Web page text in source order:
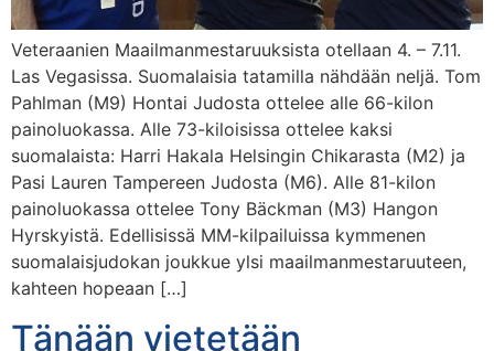
Veteraanien Maailmanmestaruuksista otellaan 4. – 7.11.
Las Vegasissa. Suomalaisia tatamilla nähdään neljä. Tom
Pahlman (M9) Hontai Judosta ottelee alle 66-kilon
painoluokassa. Alle 73-kiloisissa ottelee kaksi
suomalaista: Harri Hakala Helsingin Chikarasta (M2) ja
Pasi Lauren Tampereen Judosta (M6). Alle 81-kilon
painoluokassa ottelee Tony Bäckman (M3) Hangon
Hyrskyistä. Edellisissä MM-kilpailuissa kymmenen
suomalaisjudokan joukkue ylsi maailmanmestaruuteen,
kahteen hopeaan […]
Tänään vietetään